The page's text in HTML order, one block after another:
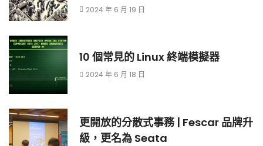
2024 年 6 月 19 日
10 個常見的 Linux 終端模擬器
2024 年 6 月 18 日
更開放的分散式事務 | Fescar 品牌升
級，更名為 Seata